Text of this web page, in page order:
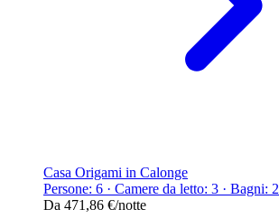
Casa Origami in Calonge
Persone: 6 · Camere da letto: 3 · Bagni: 2
Da 471,86 €/notte